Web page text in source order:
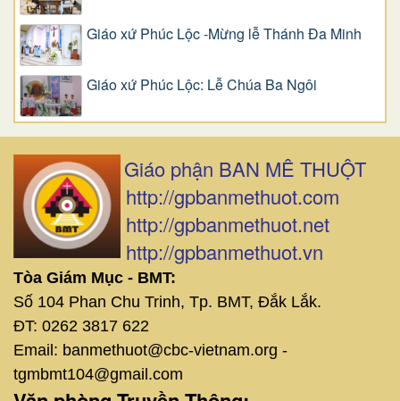
Giáo xứ Phúc Lộc -Mừng lễ Thánh Đa Minh
Giáo xứ Phúc Lộc: Lễ Chúa Ba Ngôi
Giáo phận BAN MÊ THUỘT
http://gpbanmethuot.com
http://gpbanmethuot.net
http://gpbanmethuot.vn
Tòa Giám Mục - BMT:
Số 104 Phan Chu Trinh, Tp. BMT, Đắk Lắk.
ĐT: 0262 3817 622
Email: banmethuot@cbc-vietnam.org -
tgmbmt104@gmail.com